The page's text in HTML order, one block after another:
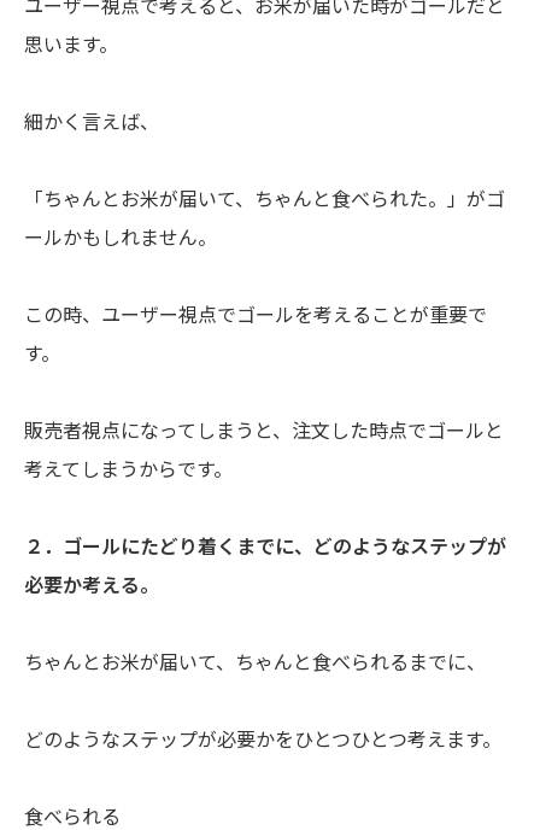
ユーザー視点で考えると、お米が届いた時がゴールだと
思います。
細かく言えば、
「ちゃんとお米が届いて、ちゃんと食べられた。」がゴ
ールかもしれません。
この時、ユーザー視点でゴールを考えることが重要で
す。
販売者視点になってしまうと、注文した時点でゴールと
考えてしまうからです。
２．ゴールにたどり着くまでに、どのようなステップが
必要か考える。
ちゃんとお米が届いて、ちゃんと食べられるまでに、
どのようなステップが必要かをひとつひとつ考えます。
食べられる